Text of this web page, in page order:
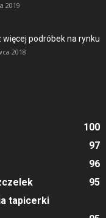
2019
podróbek na rynku
2018
100
97
96
95
tapicerki